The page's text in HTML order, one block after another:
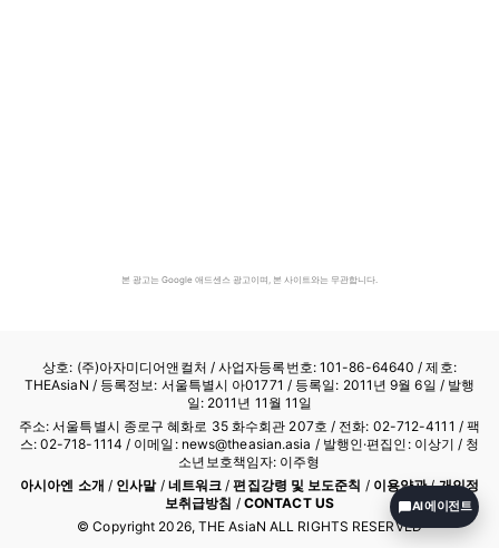
본 광고는 Google 애드센스 광고이며, 본 사이트와는 무관합니다.
상호: (주)아자미디어앤컬처 /사업자등록번호: 101-86-64640 / 제호:
THEAsiaN / 등록정보: 서울특별시 아01771 / 등록일: 2011년 9월 6일 / 발행
일: 2011년 11월 11일
주소: 서울특별시 종로구 혜화로 35 화수회관 207호 / 전화: 02-712-4111 / 팩
스: 02-718-1114 / 이메일: news@theasian.asia / 발행인·편집인: 이상기 / 청
소년보호책임자: 이주형
아시아엔 소개 / 인사말/ 네트워크 /편집강령 및 보도준칙 / 이용약관/개인정
보취급방침 / CONTACT US
© Copyright 2026, THE AsiaN ALL RIGHTS RESERVED
AI 에이전트